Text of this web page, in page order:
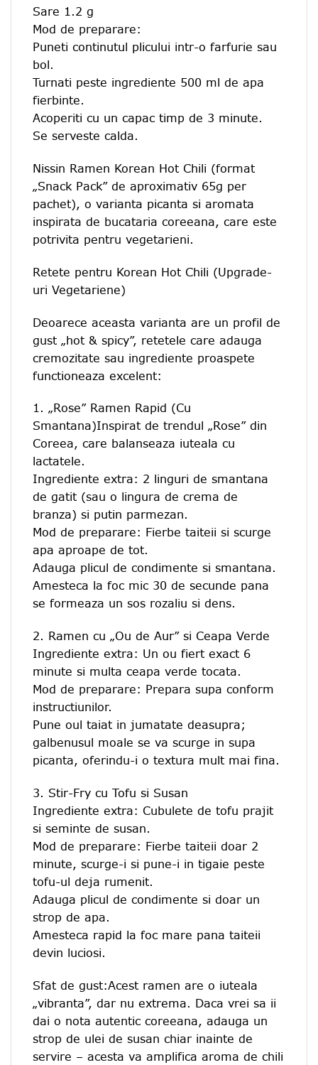
Sare 1.2 g
Mod de preparare:
Puneti continutul plicului intr-o farfurie sau
bol.
Turnati peste ingrediente 500 ml de apa
fierbinte.
Acoperiti cu un capac timp de 3 minute.
Se serveste calda.
Nissin Ramen Korean Hot Chili (format
„Snack Pack” de aproximativ 65g per
pachet), o varianta picanta si aromata
inspirata de bucataria coreeana, care este
potrivita pentru vegetarieni.
Retete pentru Korean Hot Chili (Upgrade-
uri Vegetariene)
Deoarece aceasta varianta are un profil de
gust „hot & spicy”, retetele care adauga
cremozitate sau ingrediente proaspete
functioneaza excelent:
1. „Rose” Ramen Rapid (Cu
Smantana)Inspirat de trendul „Rose” din
Coreea, care balanseaza iuteala cu
lactatele.
Ingrediente extra: 2 linguri de smantana
de gatit (sau o lingura de crema de
branza) si putin parmezan.
Mod de preparare: Fierbe taiteii si scurge
apa aproape de tot.
Adauga plicul de condimente si smantana.
Amesteca la foc mic 30 de secunde pana
se formeaza un sos rozaliu si dens.
2. Ramen cu „Ou de Aur” si Ceapa Verde
Ingrediente extra: Un ou fiert exact 6
minute si multa ceapa verde tocata.
Mod de preparare: Prepara supa conform
instructiunilor.
Pune oul taiat in jumatate deasupra;
galbenusul moale se va scurge in supa
picanta, oferindu-i o textura mult mai fina.
3. Stir-Fry cu Tofu si Susan
Ingrediente extra: Cubulete de tofu prajit
si seminte de susan.
Mod de preparare: Fierbe taiteii doar 2
minute, scurge-i si pune-i in tigaie peste
tofu-ul deja rumenit.
Adauga plicul de condimente si doar un
strop de apa.
Amesteca rapid la foc mare pana taiteii
devin luciosi.
Sfat de gust:Acest ramen are o iuteala
„vibranta”, dar nu extrema. Daca vrei sa ii
dai o nota autentic coreeana, adauga un
strop de ulei de susan chiar inainte de
servire – acesta va amplifica aroma de chili